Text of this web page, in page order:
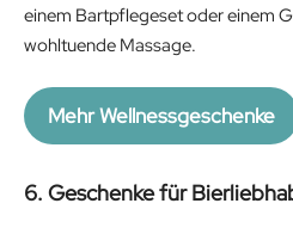
i
n
i
e
n
c
einem Bartpflegeset oder einem
wohltuende Massage.
Mehr Wellnessgeschenke
6. Geschenke für